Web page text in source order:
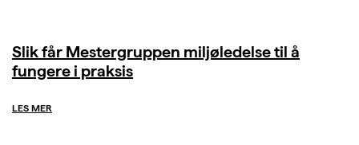
Slik får Mestergruppen miljøledelse til å
fungere i praksis
LES MER